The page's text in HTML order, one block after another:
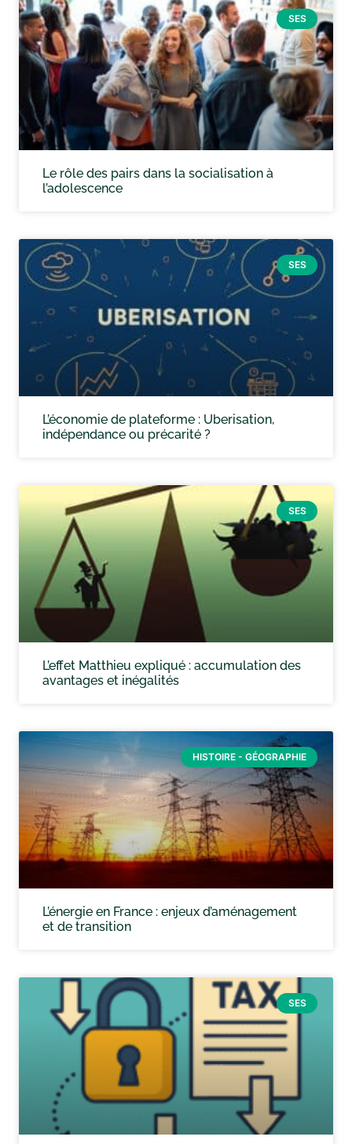
SES
Le rôle des pairs dans la socialisation à
l’adolescence
SES
L’économie de plateforme : Uberisation,
indépendance ou précarité ?
SES
L’effet Matthieu expliqué : accumulation des
avantages et inégalités
HISTOIRE - GÉOGRAPHIE
L’énergie en France : enjeux d’aménagement
et de transition
SES